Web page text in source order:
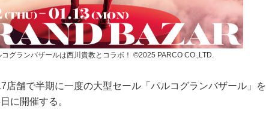
グランバザールは西川貴教とコラボ！ ©2025 PARCO CO.,LTD.
舗で半期に一度の大型セール「パルコグランバザール」を
に開催する。